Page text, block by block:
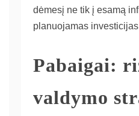
dėmesį ne tik į esamą
planuojamas
Pabaigai:
valdymo